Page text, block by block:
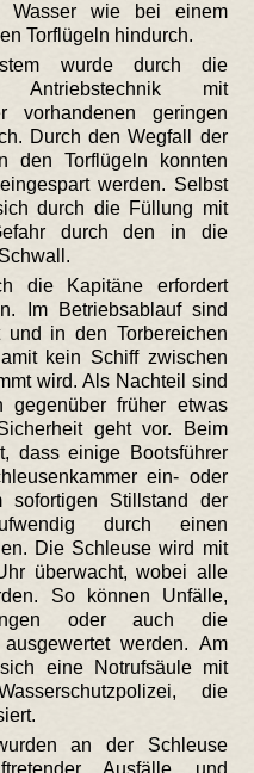
Wasser wie bei einem
Torflügeln hindurch.
wurde durch die
Antriebstechnik mit
vorhandenen geringen
Durch den Wegfall der
den Torflügeln konnten
werden. Selbst
durch die Füllung mit
durch den in die
die Kapitäne erfordert
Im Betriebsablauf sind
und in den Torbereichen
kein Schiff zwischen
wird. Als Nachteil sind
gegenüber früher etwas
geht vor. Beim
dass einige Bootsführer
ein- oder
sofortigen Stillstand der
durch einen
Die Schleuse wird mit
überwacht, wobei alle
So können Unfälle,
oder auch die
werden. Am
eine Notrufsäule mit
die
an der Schleuse
Ausfälle und